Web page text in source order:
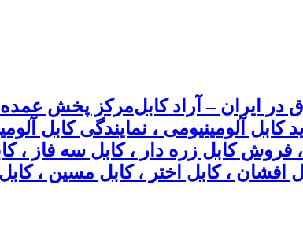
مرکز پخش عمده
کابل آلومینیومی ، نمایندگی کابل
فروش کابل زره دار ، کابل سه فاز
افشان ، کابل اختر ، کابل مسین ، کابل